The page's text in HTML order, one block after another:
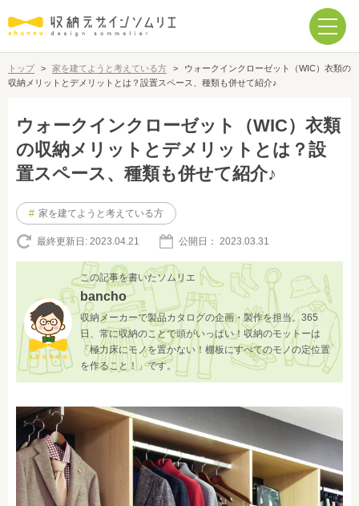
トップ > 家を建てようと考えている方 >
ウォークインクローゼット（WIC）衣類の
収納メリットとデメリットとは？設置スペース、種類も併せて紹介♪
ウォークインクローゼット（WIC）衣類
の収納メリットとデメリットとは？設
置スペース、種類も併せて紹介♪
# 家を建てようと考えている方
最終更新日: 2023.04.21 公開日： 2023.03.31
この記事を書いたソムリエ
bancho
収納メーカーで製品カタログの企画・製作を担当。365
日、常に収納のことで頭がいっぱい！収納のモットーは
「極力床にモノを置かない！棚板にすべてのモノの定位置
を作ること！」です。